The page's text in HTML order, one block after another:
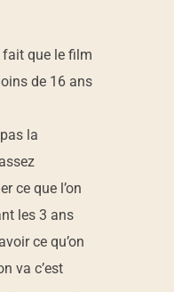
fait que le film
de 16 ans
la
ce que l’on
les 3 ans
ce qu’on
va c’est